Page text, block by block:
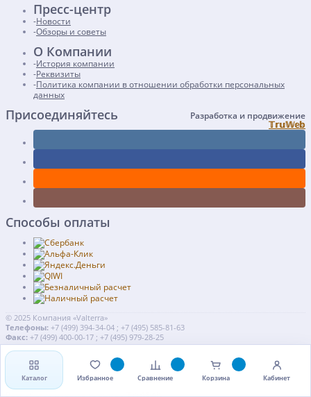
Пресс-центр
Новости
Обзоры и советы
О Компании
История компании
Реквизиты
Политика компании в отношении обработки персональных
данных
Присоединяйтесь Разработка и продвижение
𝕋𝕣𝕦𝕎𝕖𝕓
Способы оплаты
© 2025 Компания «Valterra»
Телефоны: +7 (499) 394-34-04 ; +7 (495) 585-81-63
Факс: +7 (499) 400-00-17 ; +7 (495) 979-28-25
Контакты
Карта сайта
Политика конфиденциальности
Каталог Избранное Сравнение Корзина Кабинет